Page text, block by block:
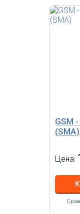
GSM
(SMA)
Цена: